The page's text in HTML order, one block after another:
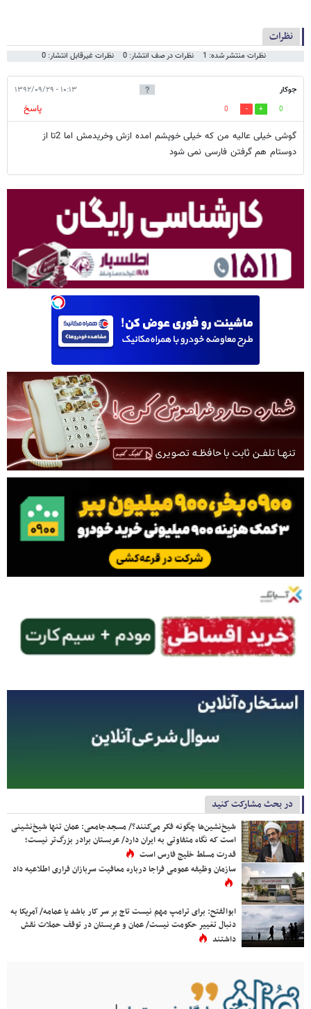
نظرات
نظرات منتشر شده: 1 نظرات در صف انتشار: 0 نظرات غیرقابل انتشار: 0
جوکار ۱۰:۱۳ - ۱۳۹۲/۰۹/۲۹
0
0
پاسخ
گوشی خیلی عالیه من که خیلی خوپشم امده ازش وخریدمش اما 2تا از
دوستام هم گرفتن فارسی نمی شود
در بحث مشارکت کنید
شیخ‌نشین‌ها چگونه فکر می‌کنند؟/ مسجدجامعی: عمان تنها شیخ‌نشینی
است که نگاه متفاوتی به ایران دارد/ عربستان برادر بزرگ‌تر نیست؛
قدرت مسلط خلیج فارس است
سازمان وظیفه عمومی فراجا درباره معافیت سربازان فراری اطلاعیه داد
ابوالفتح: برای ترامپ مهم نیست تاج بر سر کار باشد یا عمامه/ آمریکا به
دنبال تغییر حکومت نیست/ عمان و عربستان در توقف حملات نقش
داشتند